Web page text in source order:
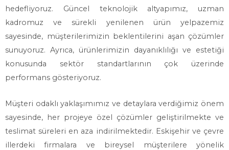
hedefliyoruz. Güncel teknolojik altyapımız, uzman
kadromuz ve sürekli yenilenen ürün yelpazemiz
sayesinde, müşterilerimizin beklentilerini aşan çözümler
sunuyoruz. Ayrıca, ürünlerimizin dayanıklılığı ve estetiği
konusunda sektör standartlarının çok üzerinde
performans gösteriyoruz.
Müşteri odaklı yaklaşımımız ve detaylara verdiğimiz önem
sayesinde, her projeye özel çözümler geliştirilmekte ve
teslimat süreleri en aza indirilmektedir. Eskişehir ve çevre
illerdeki firmalara ve bireysel müşterilere yönelik